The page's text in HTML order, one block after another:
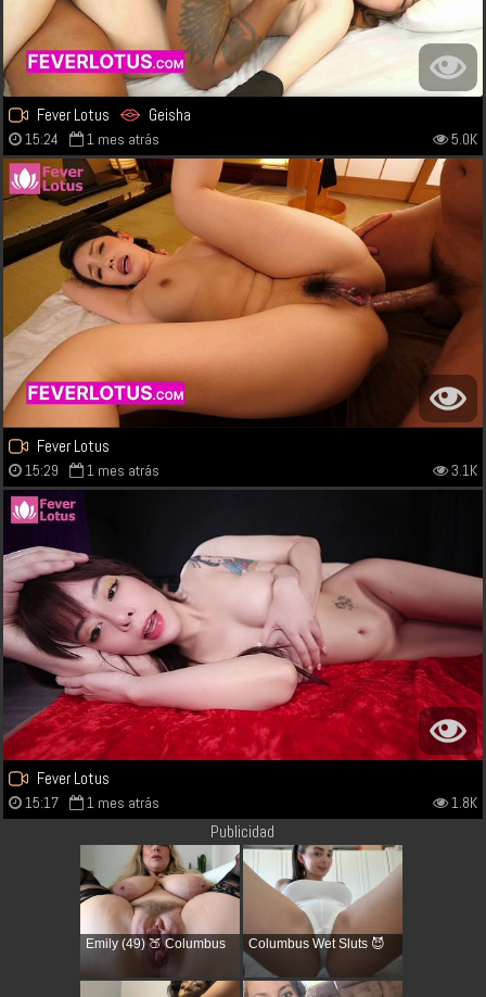
Fever Lotus Geisha
15:24 1 mes atrás 5.0K
Fever Lotus
15:29 1 mes atrás 3.1K
Fever Lotus
15:17 1 mes atrás 1.8K
Publicidad
Emily (49) 🍑 Columbus Columbus Wet Sluts 😈